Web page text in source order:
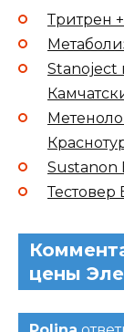
Тритрен
Stanoject
Sustanon
цены